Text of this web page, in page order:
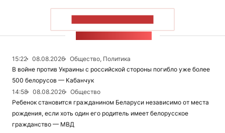
15:22 08.08.2026
Общество, Политика
В войне против Украины с российской стороны погибло уже более
500 белорусов — Кабанчук
14:58
08.08.2026
Общество
Ребенок становится гражданином Беларуси независимо от места
рождения, если хоть один его родитель имеет белорусское
гражданство — МВД